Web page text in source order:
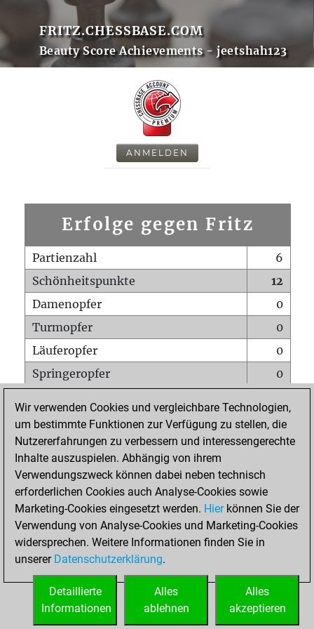
FRITZ.CHESSBASE.COM
Beauty Score Achievements - jeetshah123
ANMELDEN
Erfolge gegen Fritz
Partienzahl
6
Schönheitspunkte
12
Damenopfer
0
Turmopfer
0
Läuferopfer
0
Springeropfer
0
Matt auf vollem Brett
0
Bauer setzt Matt
0
Erstickte Matts
Unterverwandlungen
Türme auf der siebten
0
STARTSEITE
Wir verwenden Cookies und vergleichbare Technologien,
um bestimmte Funktionen zur Verfügung zu stellen, die
Nutzererfahrungen zu verbessern und interessengerechte
Inhalte auszuspielen. Abhängig von ihrem
Verwendungszweck können dabei neben technisch
erforderlichen Cookies auch Analyse-Cookies sowie
Marketing-Cookies eingesetzt werden. Hierkönnen Sie der
Verwendung von Analyse-Cookies und Marketing-Cookies
widersprechen. Weitere Informationen finden Sie in
unserer Datenschutzerklärung.
Alles
akzeptieren
Alles
ablehnen
Detaillierte
Informationen